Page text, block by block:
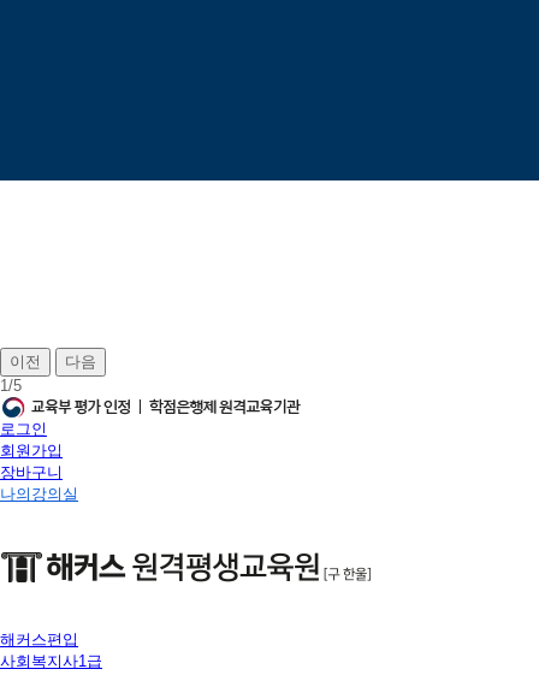
이전
다음
1/5
로그인
회원가입
장바구니
나의강의실
해커스편입
사회복지사1급